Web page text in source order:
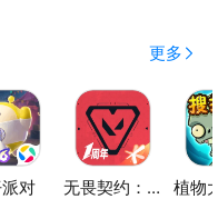
更多
对 无畏契约：源能行动